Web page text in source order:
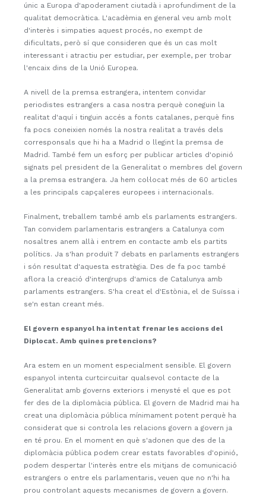
únic a Europa d'apoderament ciutadà i aprofundiment de la
qualitat democràtica. L'acadèmia en general veu amb molt
d'interès i simpaties aquest procés, no exempt de
dificultats, però sí que consideren que és un cas molt
interessant i atractiu per estudiar, per exemple, per trobar
l'encaix dins de la Unió Europea.
A nivell de la premsa estrangera, intentem convidar
periodistes estrangers a casa nostra perquè coneguin la
realitat d'aquí i tinguin accés a fonts catalanes, perquè fins
fa pocs coneixien només la nostra realitat a través dels
corresponsals que hi ha a Madrid o llegint la premsa de
Madrid. També fem un esforç per publicar articles d'opinió
signats pel president de la Generalitat o membres del govern
a la premsa estrangera. Ja hem col·locat més de 60 articles
a les principals capçaleres europees i internacionals.
Finalment, treballem també amb els parlaments estrangers.
Tan convidem parlamentaris estrangers a Catalunya com
nosaltres anem allà i entrem en contacte amb els partits
polítics. Ja s'han produït 7 debats en parlaments estrangers
i són resultat d'aquesta estratègia. Des de fa poc també
aflora la creació d'intergrups d'amics de Catalunya amb
parlaments estrangers. S'ha creat el d'Estònia, el de Suïssa i
se'n estan creant més.
El govern espanyol ha intentat frenar les accions del
Diplocat. Amb quines pretencions?
Ara estem en un moment especialment sensible. El govern
espanyol intenta curtcircuitar qualsevol contacte de la
Generalitat amb governs exteriors i menysté el que es pot
fer des de la diplomàcia pública. El govern de Madrid mai ha
creat una diplomàcia pública mínimament potent perquè ha
considerat que si controla les relacions govern a govern ja
en té prou. En el moment en què s'adonen que des de la
diplomàcia pública podem crear estats favorables d'opinió,
podem despertar l'interès entre els mitjans de comunicació
estrangers o entre els parlamentaris, veuen que no n'hi ha
prou controlant aquests mecanismes de govern a govern.